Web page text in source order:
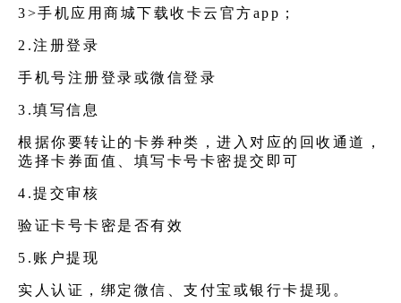
3>手机应用商城下载收卡云官方app；
2.注册登录
手机号注册登录或微信登录
3.填写信息
根据你要转让的卡券种类，进入对应的回收通道，
选择卡券面值、填写卡号卡密提交即可
4.提交审核
验证卡号卡密是否有效
5.账户提现
实人认证，绑定微信、支付宝或银行卡提现。